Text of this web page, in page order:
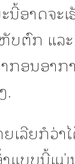
ນີ້ອາດຈະ
ບຕົກ ແລ
ກອນອາກ
.
ເລີຍກໍວ່າ
ແບບນີ້ແມ່